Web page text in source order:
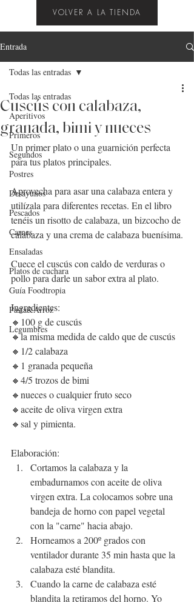
VOLVER A LA TIENDA
Entrada
Todas las entradas
Aperitivos
Primeros
Segundos
Postres
Desayunos
Pescados
Carnes
Ensaladas
Platos de cuchara
Guía Foodtropia
Pasta&Arroz
Legumbres
Todas las entradas
Cuscús con calabaza,
granada, bimi y nueces
Un primer plato o una guarnición perfecta
para tus platos principales.
Aprovecha para asar una calabaza entera y
utilízala para diferentes recetas. En el libro
tenéis un risotto de calabaza, un bizcocho de
calabaza y una crema de calabaza buenísima.
Cuece el cuscús con caldo de verduras o
pollo para darle un sabor extra al plato.
Ingredientes:
🔸100 g de cuscús
🔸la misma medida de caldo que de cuscús
🔸1/2 calabaza
🔸1 granada pequeña
🔸4/5 trozos de bimi
🔸nueces o cualquier fruto seco
🔸aceite de oliva virgen extra
🔸sal y pimienta.
Elaboración:
Cortamos la calabaza y la
embadurnamos con aceite de oliva
virgen extra. La colocamos sobre una
bandeja de horno con papel vegetal
con la "carne" hacia abajo.
Horneamos a 200º grados con
ventilador durante 35 min hasta que la
calabaza esté blandita.
Cuando la carne de calabaza esté
blandita la retiramos del horno. Yo